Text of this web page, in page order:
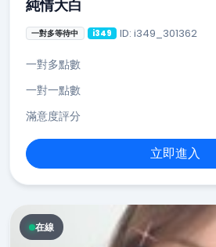
純情大白
一對多等待中 i349 ID: i349_301362
一對多點數
一對一點數
滿意度評分
立即進入
在線